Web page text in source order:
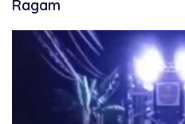
Ragam